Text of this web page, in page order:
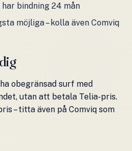
bindning 24 mån
möjliga – kolla även Comviq
obegränsad surf med
utan att betala Telia-pris.
– titta även på Comviq som